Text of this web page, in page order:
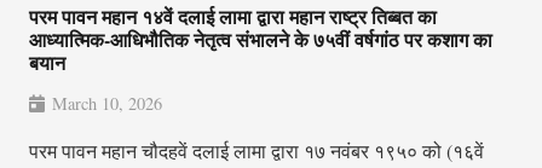
परम पावन महान १४वें दलाई लामा द्वारा महान राष्ट्र तिब्बत का
आध्यात्मिक-आधिभौतिक नेतृत्व संभालने के ७५वीं वर्षगांठ पर कशाग का
बयान
March 10, 2026
परम पावन महान चौदहवें दलाई लामा द्वारा १७ नवंबर १९५० को (१६वें